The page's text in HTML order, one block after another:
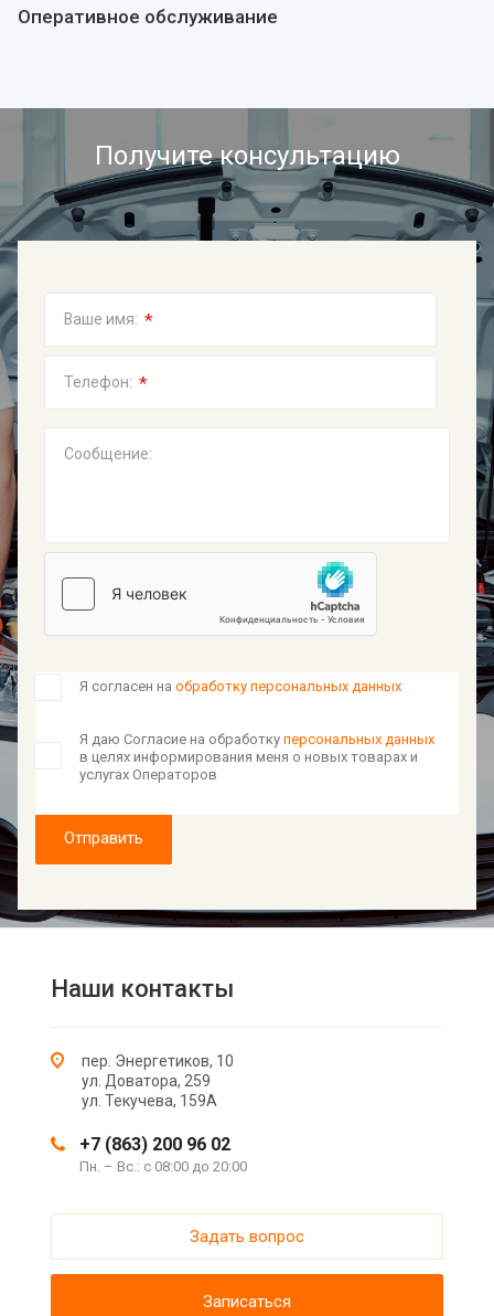
Оперативное обслуживание
Получите консультацию
Ваше имя: *
Телефон: *
Сообщение:
Я согласен на обработку персональных данных
Я даю Согласие на обработку персональных данных
в целях информирования меня о новых товарах и
услугах Операторов
Отправить
Наши контакты
пер. Энергетиков, 10
ул. Доватора, 259
ул. Текучева, 159А
+7 (863) 200 96 02
Пн. – Вс.: с 08:00 до 20:00
Задать вопрос
Записаться